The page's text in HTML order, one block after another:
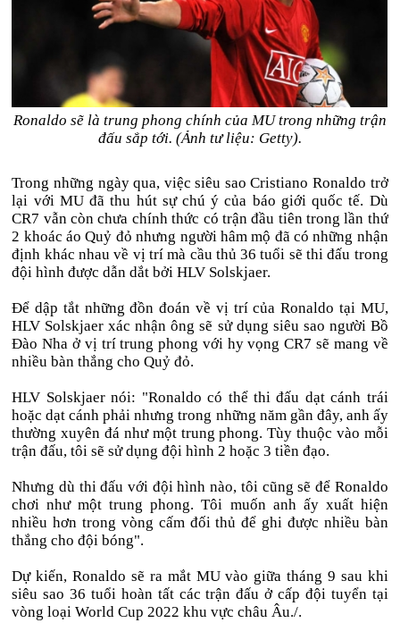
Ronaldo sẽ là trung phong chính của MU trong những trận
đấu sắp tới. (Ảnh tư liệu: Getty).
Trong những ngày qua, việc siêu sao Cristiano Ronaldo trở
lại với MU đã thu hút sự chú ý của báo giới quốc tế. Dù
CR7 vẫn còn chưa chính thức có trận đầu tiên trong lần thứ
2 khoác áo Quỷ đỏ nhưng người hâm mộ đã có những nhận
định khác nhau về vị trí mà cầu thủ 36 tuổi sẽ thi đấu trong
đội hình được dẫn dắt bởi HLV Solskjaer.
Để dập tắt những đồn đoán về vị trí của Ronaldo tại MU,
HLV Solskjaer xác nhận ông sẽ sử dụng siêu sao người Bồ
Đào Nha ở vị trí trung phong với hy vọng CR7 sẽ mang về
nhiều bàn thắng cho Quỷ đỏ.
HLV Solskjaer nói: "Ronaldo có thể thi đấu dạt cánh trái
hoặc dạt cánh phải nhưng trong những năm gần đây, anh ấy
thường xuyên đá như một trung phong. Tùy thuộc vào mỗi
trận đấu, tôi sẽ sử dụng đội hình 2 hoặc 3 tiền đạo.
Nhưng dù thi đấu với đội hình nào, tôi cũng sẽ để Ronaldo
chơi như một trung phong. Tôi muốn anh ấy xuất hiện
nhiều hơn trong vòng cấm đối thủ để ghi được nhiều bàn
thắng cho đội bóng".
Dự kiến, Ronaldo sẽ ra mắt MU vào giữa tháng 9 sau khi
siêu sao 36 tuổi hoàn tất các trận đấu ở cấp đội tuyển tại
vòng loại World Cup 2022 khu vực châu Âu./.